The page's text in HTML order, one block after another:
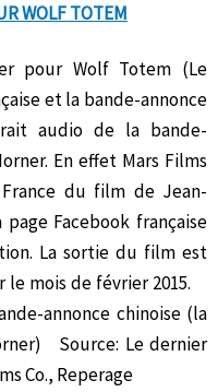
WOLF TOTEM
pour Wolf Totem (Le
et la bande-annonce
audio de la bande-
En effet Mars Films
du film de Jean-
Facebook française
La sortie du film est
le mois de février 2015.
annonce chinoise (la
Source: Le dernier
Co., Reperage